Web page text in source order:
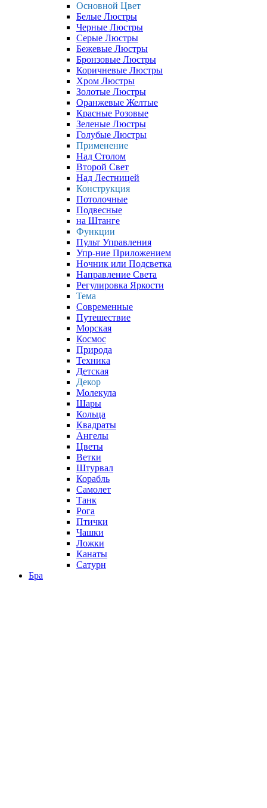
Основной Цвет
Белые Люстры
Черные Люстры
Серые Люстры
Бежевые Люстры
Бронзовые Люстры
Коричневые Люстры
Хром Люстры
Золотые Люстры
Оранжевые Желтые
Красные Розовые
Зеленые Люстры
Голубые Люстры
Применение
Над Столом
Второй Свет
Над Лестницей
Конструкция
Потолочные
Подвесные
на Штанге
Функции
Пульт Управления
Упр-ние Приложением
Ночник или Подсветка
Направление Света
Регулировка Яркости
Тема
Современные
Путешествие
Морская
Космос
Природа
Техника
Детская
Декор
Молекула
Шары
Кольца
Квадраты
Ангелы
Цветы
Ветки
Штурвал
Корабль
Самолет
Танк
Рога
Птички
Чашки
Ложки
Канаты
Сатурн
Бра